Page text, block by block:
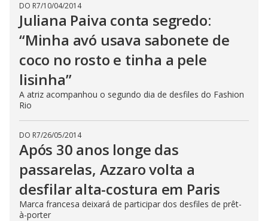
DO R7/10/04/2014
Juliana Paiva conta segredo:
“Minha avó usava sabonete de
coco no rosto e tinha a pele
lisinha”
A atriz acompanhou o segundo dia de desfiles do Fashion
Rio
DO R7/26/05/2014
Após 30 anos longe das
passarelas, Azzaro volta a
desfilar alta-costura em Paris
Marca francesa deixará de participar dos desfiles de prêt-
à-porter